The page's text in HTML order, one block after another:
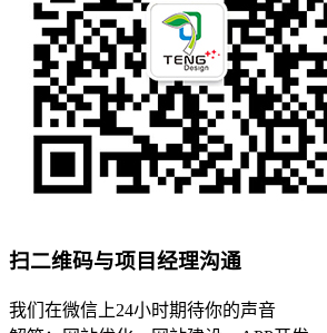
扫二维码与项目经理沟通
我们在微信上24小时期待你的声音